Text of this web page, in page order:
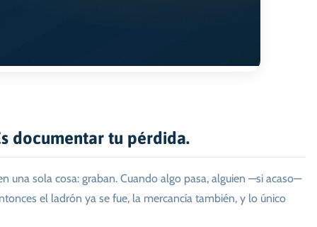
documentar tu pérdida.
una sola cosa: graban. Cuando algo pasa, alguien —si acaso—
el ladrón ya se fue, la mercancía también, y lo único